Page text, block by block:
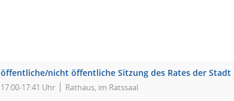
öffentliche/nicht öffentliche Sitzung des Rates der Stadt
17:00-17:41 Uhr Rathaus, im Ratssaal